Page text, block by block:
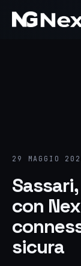
29 MAGGIO
con
sicura